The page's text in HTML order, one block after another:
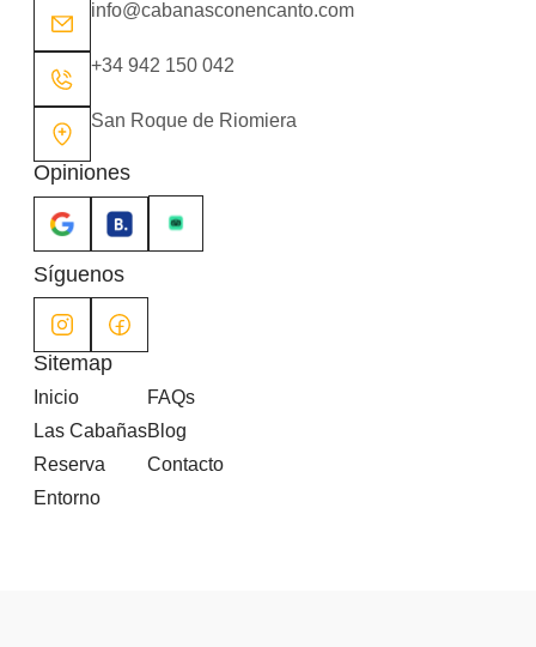
info@cabanasconencanto.com
+34 942 150 042
San Roque de Riomiera
Opiniones
Síguenos
Sitemap
Inicio
Las Cabañas
Reserva
Entorno
FAQs
Blog
Contacto